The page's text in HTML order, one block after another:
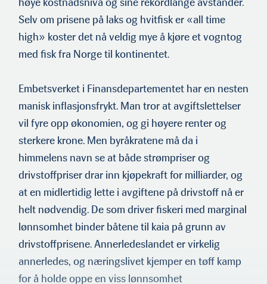
Selv om prisene på laks og hvit­fisk er «all time
high» koster det nå veldig mye å kjøre et vogn­tog
med fisk fra Norge til kontinentet.
Embetsverket i Finansdepartementet har en nesten
manisk inflas­jonsfrykt. Man tror at avgiftslettelser
vil fyre opp økonomien, og gi høyere renter og
sterkere krone. Men byråkratene må da i
himmelens navn se at både strømpriser og
drivstoffpriser drar inn kjøpekraft for milliarder, og
at en midlertidig lette i avgiftene på drivstoff nå er
helt nødvendig. De som driver fiskeri med marginal
lønnsomhet binder båtene til kaia på grunn av
drivstoff­prisene. Annerledeslandet er virkelig
annerledes, og næringslivet kjemper en tøff kamp
for å holde oppe en viss lønnsomhet